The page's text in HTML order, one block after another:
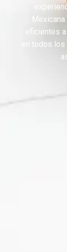
eficientes
en todos